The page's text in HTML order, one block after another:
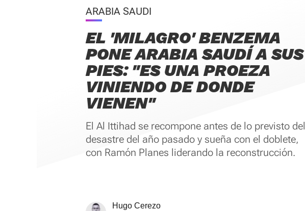
ARABIA SAUDI
EL 'MILAGRO' BENZEMA
PONE ARABIA SAUDÍ A SUS
PIES: "ES UNA PROEZA
VINIENDO DE DONDE
VIENEN"
El Al Ittihad se recompone antes de lo previsto del
desastre del año pasado y sueña con el doblete,
con Ramón Planes liderando la reconstrucción.
Hugo Cerezo